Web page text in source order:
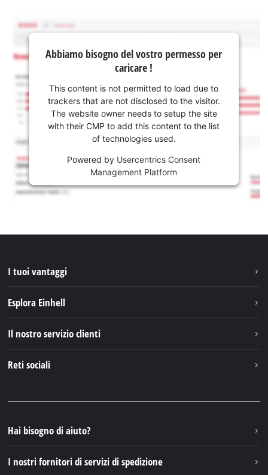
Abbiamo bisogno del vostro permesso per
caricare !
This content is not permitted to load due to
trackers that are not disclosed to the visitor.
The website owner needs to setup the site
with their CMP to add this content to the list
of technologies used.
Powered by Usercentrics Consent
Management Platform
I tuoi vantaggi
Esplora Einhell
Einhell Germany AG
Il nostro servizio clienti
Reti sociali
Instagram
TikTok
Pinterest
Hai bisogno di aiuto?
I nostri fornitori di servizi di spedizione